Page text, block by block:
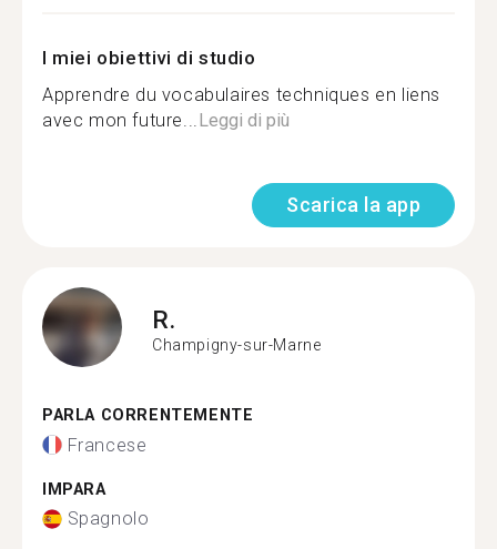
I miei obiettivi di studio
Apprendre du vocabulaires techniques en liens
avec mon future...Leggi di più
Scarica la app
R.
Champigny-sur-Marne
PARLA CORRENTEMENTE
Francese
IMPARA
Spagnolo